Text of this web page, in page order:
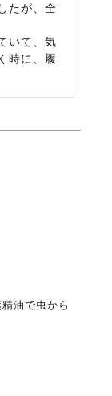
たが、全
いて、気
時に、履
油で虫から